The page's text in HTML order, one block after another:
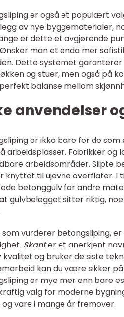
er også et populært
av nye byggematerialer,
er dette et avgjørende
man et enda mer
Dette systemet garanterer
og stuer, men også på
balanse mellom
anvendelser
er ikke bare for de
arbeidsplasser. Fabrikker og
arbeidsområder. Slipte
knyttet til ujevne overflater. I
betonggulv for andre
gulvbelegget sitter riktig,
som vurderer betongsliping,
Skanter et anerkjent
kvalitet og bruker de siste
kan du være sikker
er mye mer enn bare
valg for moderne
og vare i mange år fremover.